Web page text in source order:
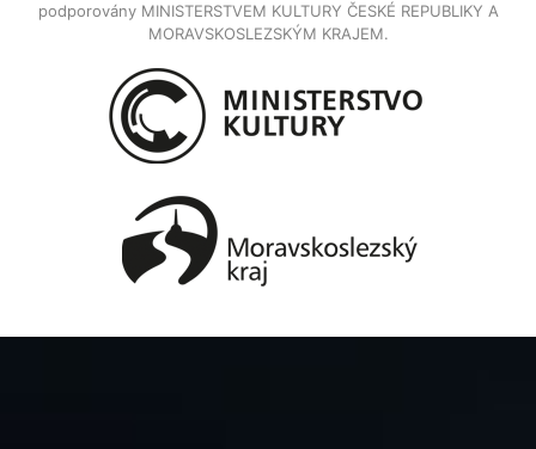
podporovány MINISTERSTVEM KULTURY ČESKÉ REPUBLIKY A
MORAVSKOSLEZSKÝM KRAJEM.